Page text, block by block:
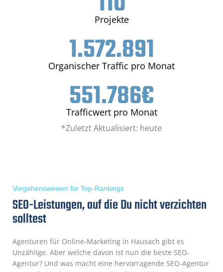
Projekte
Organischer Traffic pro Monat
1.572.891
Trafficwert pro Monat
551.786€
*Zuletzt Aktualisiert: heute
Vorgehensweisen für Top-Rankings
SEO-Leistungen, auf die Du nicht verzichten
solltest
Agenturen für Online-Marketing in Hausach gibt es
Unzählige. Aber welche davon ist nun die beste SEO-
Agentur? Und was macht eine hervorragende SEO-Agentur